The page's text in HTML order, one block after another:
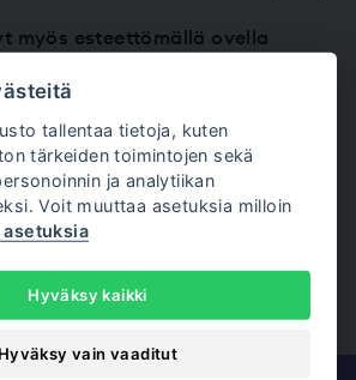
myös esteettömällä ovella
saavutti A+ tason
Näytä kaikki
tallentaa tietoja, kuten
tärkeiden toimintojen sekä
ja analytiikan
Voit muuttaa asetuksia milloin
asetuksia
Hyväksy kaikki
Hyväksy vain vaaditut